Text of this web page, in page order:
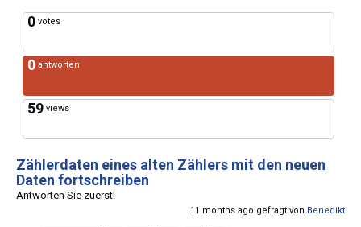
0 votes
0 antworten
59 views
Zählerdaten eines alten Zählers mit den neuen
Daten fortschreiben
Antworten Sie zuerst!
11 months ago gefragt von Benedikt